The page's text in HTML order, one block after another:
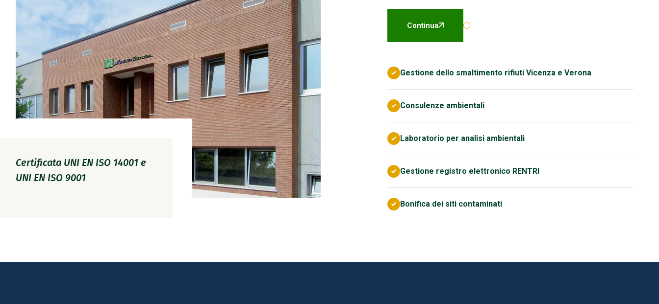
Certificata UNI EN ISO 14001 e
UNI EN ISO 9001
Continua
Gestione dello smaltimento rifiuti Vicenza e Verona
Consulenze ambientali
Laboratorio per analisi ambientali
Gestione registro elettronico RENTRI
Bonifica dei siti contaminati